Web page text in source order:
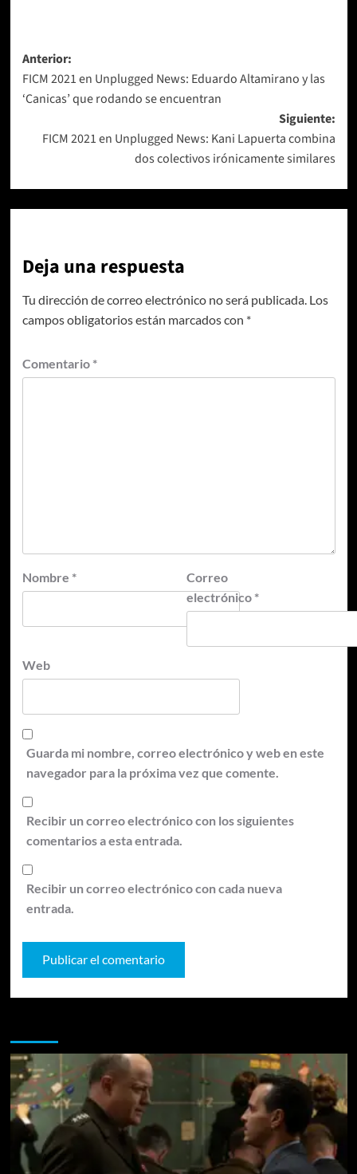
Navegación
de
entradas
Anterior:
FICM 2021 en Unplugged News: Eduardo Altamirano y las
‘Canicas’ que rodando se encuentran
Siguiente:
FICM 2021 en Unplugged News: Kani Lapuerta combina
dos colectivos irónicamente similares
Deja una respuesta
Tu dirección de correo electrónico no será publicada. Los
campos obligatorios están marcados con *
Comentario *
Nombre *
Correo
electrónico *
Web
Guarda mi nombre, correo electrónico y web en este
navegador para la próxima vez que comente.
Recibir un correo electrónico con los siguientes
comentarios a esta entrada.
Recibir un correo electrónico con cada nueva
entrada.